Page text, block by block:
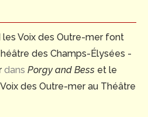
les Voix des Outre-mer font
des Champs-Élysées -
dans Porgy and Bess et le
des Outre-mer au Théâtre